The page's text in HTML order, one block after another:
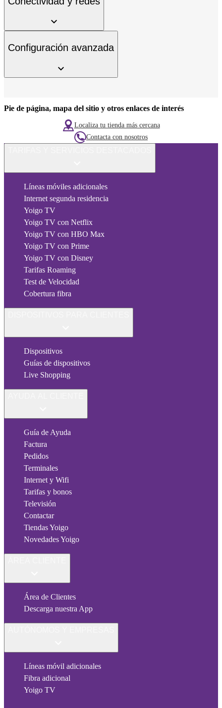
Configuración avanzada
Pie de página, mapa del sitio y otros enlaces de interés
Localiza tu tienda más cercana
Contacta con nosotros
Líneas móviles adicionales
Internet segunda residencia
Yoigo TV
Yoigo TV con Netflix
Yoigo TV con HBO Max
Yoigo TV con Prime
Yoigo TV con Disney
Tarifas Roaming
Test de Velocidad
Cobertura fibra
Dispositivos
Guías de dispositivos
Live Shopping
Guía de Ayuda
Factura
Pedidos
Terminales
Internet y Wifi
Tarifas y bonos
Televisión
Contactar
Tiendas Yoigo
Novedades Yoigo
Área de Clientes
Descarga nuestra App
Líneas móvil adicionales
Fibra adicional
Yoigo TV